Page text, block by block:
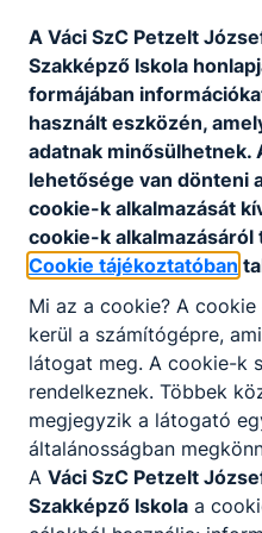
végrehajtja,
meghatározott
vezetőszakács
az általa
ellenőrzi is
előkészítő,
műveleteket
korrigáltat;
árut rendel, árut
ellenőriz,
ellenőriz;
betartja és
szabályzatot;
irányítja és
megérti és
műveletek
A Váci SzC Petzelt
Szakképző Iskola
formájában
használt eszközén,
adatnak minősülhetnek.
lehetősége van dönteni
cookie-k alkalmazását
cookie-k
Cookie tájékoztatóban
Mi az a cookie? A
kerül a számítógépre,
látogat meg. A cookie-k
rendelkeznek. Többek
megjegyzik a látogató
általánosságban
A Váci SzC Petzelt
Szakképző Iskola a